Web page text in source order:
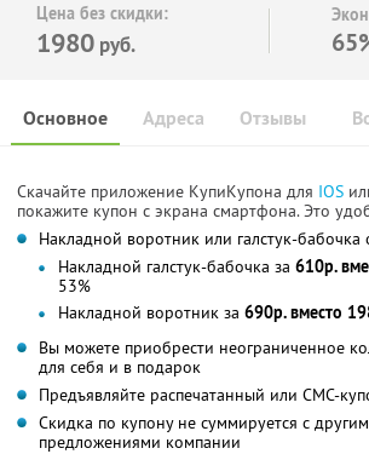
Цена без скидки:
1980 руб.
Основное Отзывы
Адреса
Скачайте приложение КупиКупона для IOS
покажите купон с экрана смартфона. Это
Накладной воротник или галстук-бабочка
Накладной галстук-бабочка за 610р.
53%
Накладной воротник за 690р. вместо
Вы можете приобрести неограниченное
для себя и в подарок
Предъявляйте распечатанный или СМС-
Скидка по купону не суммируется с
предложениями компании